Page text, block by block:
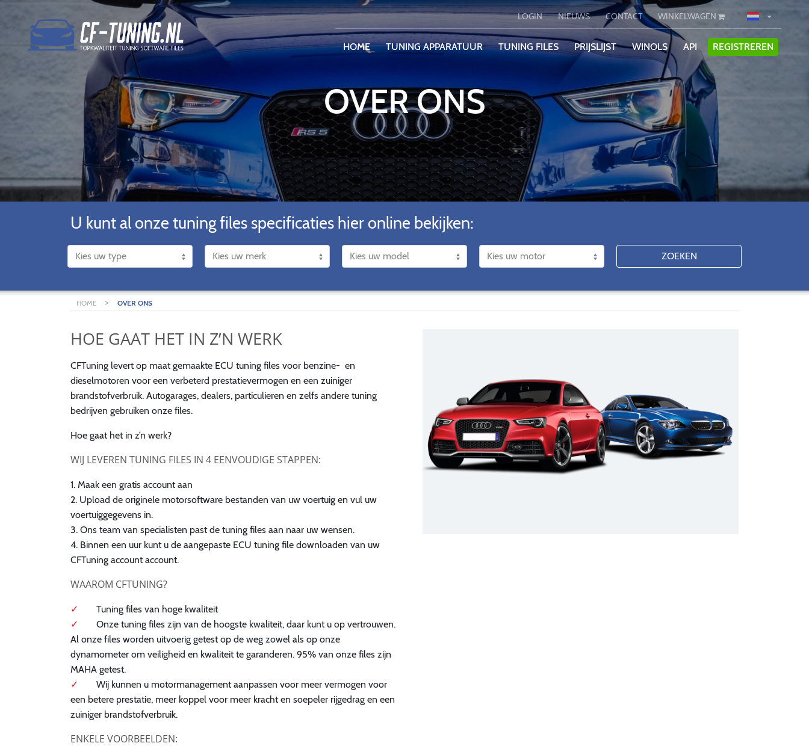
LOGIN NIEUWS CONTACT WINKELWAGEN
HOME TUNING APPARATUUR TUNING FILES PRIJSLIJST WINOLS API REGISTREREN
OVER ONS
U kunt al onze tuning files specificaties hier online bekijken:
ZOEKEN
HOME > OVER ONS
HOE GAAT HET IN Z’N WERK
CFTuning levert op maat gemaakte ECU tuning files voor benzine- en
dieselmotoren voor een verbeterd prestatievermogen en een zuiniger
brandstofverbruik. Autogarages, dealers, particulieren en zelfs andere tuning
bedrijven gebruiken onze files.
Hoe gaat het in z’n werk?
WIJ LEVEREN TUNING FILES IN 4 EENVOUDIGE STAPPEN:
1. Maak een gratis account aan
2. Upload de originele motorsoftware bestanden van uw voertuig en vul uw
voertuiggegevens in.
3. Ons team van specialisten past de tuning files aan naar uw wensen.
4. Binnen een uur kunt u de aangepaste ECU tuning file downloaden van uw
CFTuning account account.
WAAROM CFTUNING?
Tuning files van hoge kwaliteit
Onze tuning files zijn van de hoogste kwaliteit, daar kunt u op vertrouwen.
Al onze files worden uitvoerig getest op de weg zowel als op onze
dynamometer om veiligheid en kwaliteit te garanderen. 95% van onze files zijn
MAHA getest.
Wij kunnen u motormanagement aanpassen voor meer vermogen voor
een betere prestatie, meer koppel voor meer kracht en soepeler rijgedrag en een
zuiniger brandstofverbruik.
ENKELE VOORBEELDEN: